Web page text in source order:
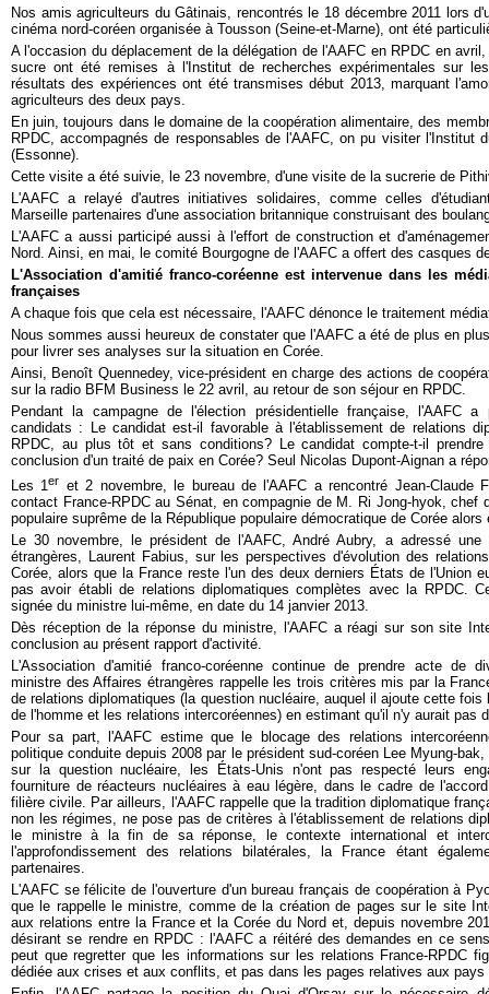
Nos amis agriculteurs du Gâtinais, rencontrés le 18 décembre 2011 lors
cinéma nord-coréen organisée à Tousson (Seine-et-Marne), ont été
A l'occasion du déplacement de la délégation de l'AAFC en RPDC en
sucre ont été remises à l'Institut de recherches expérimentales sur
résultats des expériences ont été transmises début 2013, marquant
agriculteurs des deux pays.
En juin, toujours dans le domaine de la coopération alimentaire, des
RPDC, accompagnés de responsables de l'AAFC, on pu visiter l'Institut
(Essonne).
Cette visite a été suivie, le 23 novembre, d'une visite de la sucrerie de
L'AAFC a relayé d'autres initiatives solidaires, comme celles
Marseille partenaires d'une association britannique construisant des
L'AAFC a aussi participé aussi à l'effort de construction et
Nord. Ainsi, en mai, le comité Bourgogne de l'AAFC a offert des casques
L'Association d'amitié franco-coréenne est intervenue dans les
françaises
A chaque fois que cela est nécessaire, l'AAFC dénonce le traitement
Nous sommes aussi heureux de constater que l'AAFC a été de plus en
pour livrer ses analyses sur la situation en Corée.
Ainsi, Benoît Quennedey, vice-président en charge des actions de
sur la radio BFM Business le 22 avril, au retour de son séjour en RPDC.
Pendant la campagne de l'élection présidentielle française, l'AAFC
candidats : Le candidat est-il favorable à l'établissement de relations
RPDC, au plus tôt et sans conditions? Le candidat compte-t-il
conclusion d'un traité de paix en Corée? Seul Nicolas Dupont-Aignan a
Les 1er et 2 novembre, le bureau de l'AAFC a rencontré Jean-Claude
contact France-RPDC au Sénat, en compagnie de M. Ri Jong-hyok, chef
populaire suprême de la République populaire démocratique de Corée
Le 30 novembre, le président de l'AAFC, André Aubry, a adressé
étrangères, Laurent Fabius, sur les perspectives d'évolution des
Corée, alors que la France reste l'un des deux derniers États de l'Union
pas avoir établi de relations diplomatiques complètes avec la RPDC.
signée du ministre lui-même, en date du 14 janvier 2013.
Dès réception de la réponse du ministre, l'AAFC a réagi sur son site
conclusion au présent rapport d'activité.
L'Association d'amitié franco-coréenne continue de prendre acte de
ministre des Affaires étrangères rappelle les trois critères mis par la
de relations diplomatiques (la question nucléaire, auquel il ajoute cette
de l'homme et les relations intercoréennes) en estimant qu'il n'y aurait pas
Pour sa part, l'AAFC estime que le blocage des relations
politique conduite depuis 2008 par le président sud-coréen Lee Myung-
sur la question nucléaire, les États-Unis n'ont pas respecté leurs
fourniture de réacteurs nucléaires à eau légère, dans le cadre de
filière civile. Par ailleurs, l'AAFC rappelle que la tradition diplomatique
non les régimes, ne pose pas de critères à l'établissement de relations
le ministre à la fin de sa réponse, le contexte international et
l'approfondissement des relations bilatérales, la France étant
partenaires.
L'AAFC se félicite de l'ouverture d'un bureau français de coopération à
que le rappelle le ministre, comme de la création de pages sur le site
aux relations entre la France et la Corée du Nord et, depuis novembre
désirant se rendre en RPDC : l'AAFC a réitéré des demandes en ce
peut que regretter que les informations sur les relations France-RPDC
dédiée aux crises et aux conflits, et pas dans les pages relatives aux pays